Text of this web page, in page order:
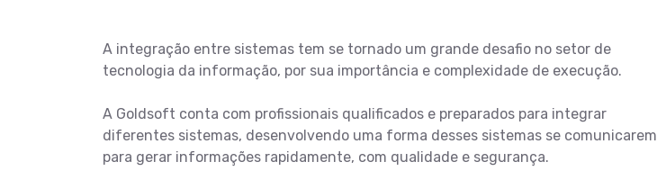
A integração entre sistemas tem se tornado um grande desafio no setor de
tecnologia da informação, por sua importância e complexidade de execução.
A Goldsoft conta com profissionais qualificados e preparados para integrar
diferentes sistemas, desenvolvendo uma forma desses sistemas se comunicarem
para gerar informações rapidamente, com qualidade e segurança.